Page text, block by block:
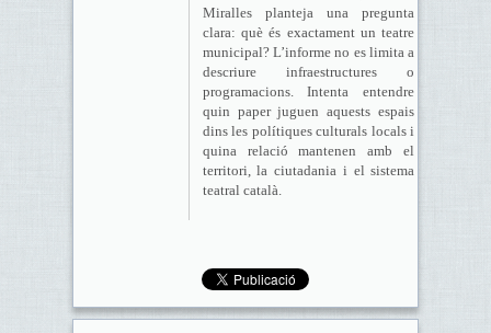
Miralles planteja una pregunta
clara: què és exactament un teatre
municipal? L’informe no es limita a
descriure infraestructures o
programacions. Intenta entendre
quin paper juguen aquests espais
dins les polítiques culturals locals i
quina relació mantenen amb el
territori, la ciutadania i el sistema
teatral català.